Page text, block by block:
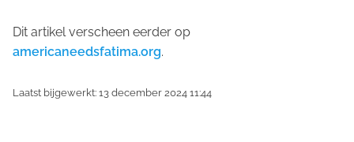
Dit artikel verscheen eerder op
americaneedsfatima.org.
Laatst bijgewerkt: 13 december 2024 11:44